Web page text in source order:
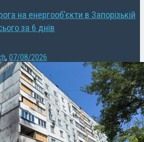
на енергооб’єкти в Запорізькій
за 6 днів
, 07/08/2026